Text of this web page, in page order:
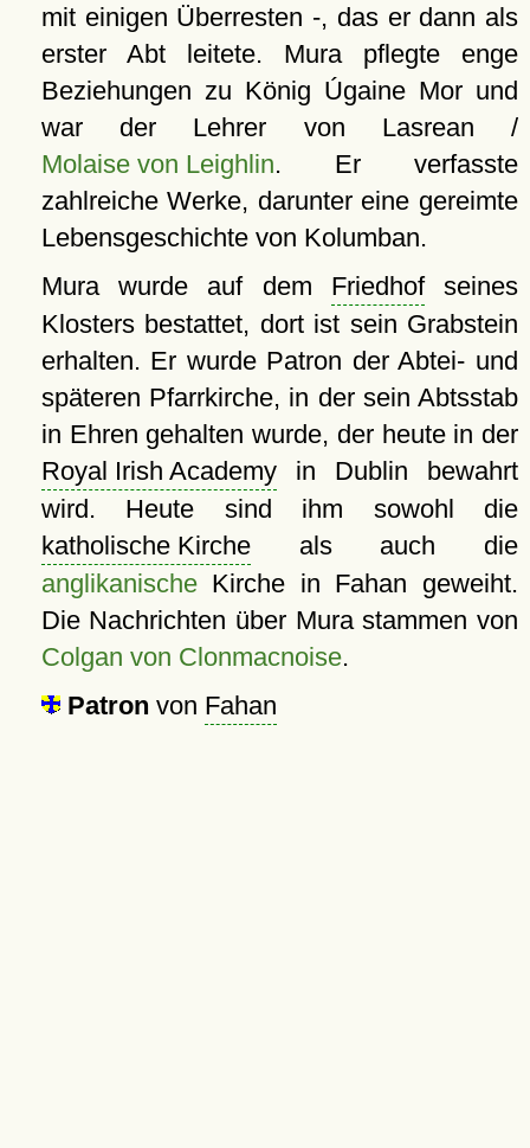
mit einigen Überresten -, das er dann als
erster Abt leitete. Mura pflegte enge
Beziehungen zu König Úgaine Mor und
war der Lehrer von Lasrean /
Molaise von Leighlin. Er verfasste
zahlreiche Werke, darunter eine gereimte
Lebensgeschichte von Kolumban.
Mura wurde auf dem Friedhofseines
Klosters bestattet, dort ist sein Grabstein
erhalten. Er wurde Patron der Abtei- und
späteren Pfarrkirche, in der sein Abtsstab
in Ehren gehalten wurde, der heute in der
Royal Irish Academyin Dublin bewahrt
wird. Heute sind ihm sowohl die
katholische Kircheals auch die
anglikanischeKirche in Fahan geweiht.
Die Nachrichten über Mura stammen von
Colgan von Clonmacnoise.
Patron von Fahan